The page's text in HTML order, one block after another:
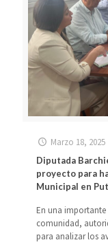
Marzo 18, 2025
Diputada
proyecto para
Municipal en
En una
comunidad,
para analizar los